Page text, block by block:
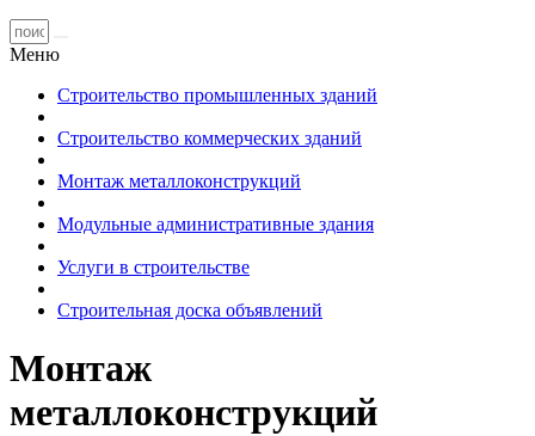
Меню
Строительство промышленных зданий
Строительство коммерческих зданий
Монтаж металлоконструкций
Модульные административные здания
Услуги в строительстве
Строительная доска объявлений
Монтаж
металлоконструкций